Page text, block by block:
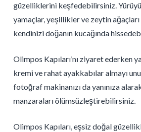
güzelliklerini keşfedebilirsiniz.
yamaçlar, yeşillikler ve zeytin
kendinizi doğanın kucağında
Olimpos Kapıları’nı ziyaret ederken
kremi ve rahat ayakkabılar almayı
fotoğraf makinanızı da yanınıza
manzaraları ölümsüzleştirebilirsiniz.
Olimpos Kapıları, eşsiz doğal